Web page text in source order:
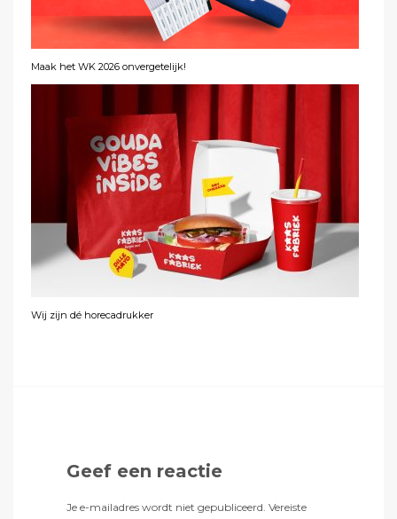
Maak het WK 2026 onvergetelijk!
Wij zijn dé horecadrukker
Geef een reactie
Je e-mailadres wordt niet gepubliceerd. Vereiste